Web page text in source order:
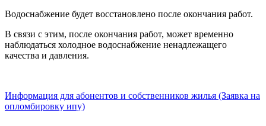
Водоснабжение будет восстановлено после окончания работ.
В связи с этим, после окончания работ, может временно
наблюдаться холодное водоснабжение ненадлежащего
качества и давления.
Информация для абонентов и собственников жилья (Заявка на
опломбировку ипу)